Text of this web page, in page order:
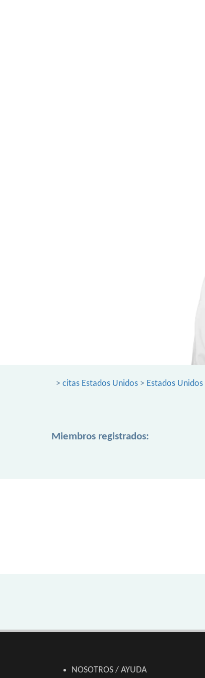
> citas Estados Unidos > Estados Unidos
Miembros registrados:
NOSOTROS / AYUDA